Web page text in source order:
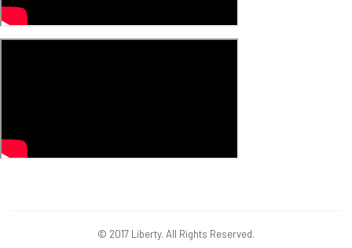
© 2017 Liberty. All Rights Reserved.